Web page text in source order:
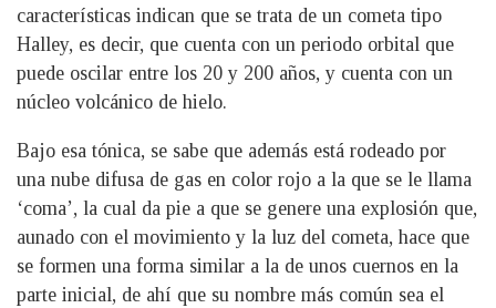
características indican que se trata de un cometa tipo
Halley, es decir, que cuenta con un periodo orbital que
puede oscilar entre los 20 y 200 años, y cuenta con un
núcleo volcánico de hielo.
Bajo esa tónica, se sabe que además está rodeado por
una nube difusa de gas en color rojo a la que se le llama
‘coma’, la cual da pie a que se genere una explosión que,
aunado con el movimiento y la luz del cometa, hace que
se formen una forma similar a la de unos cuernos en la
parte inicial, de ahí que su nombre más común sea el